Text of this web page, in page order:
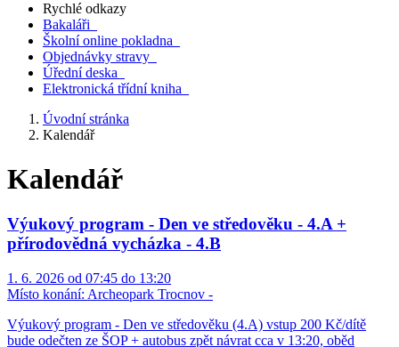
Rychlé odkazy
Bakaláři
Školní online pokladna
Objednávky stravy
Úřední deska
Elektronická třídní kniha
Úvodní stránka
Kalendář
Kalendář
Výukový program - Den ve středověku - 4.A +
přírodovědná vycházka - 4.B
1. 6. 2026 od 07:45 do 13:20
Místo konání: Archeopark Trocnov -
Výukový program - Den ve středověku (4.A) vstup 200 Kč/dítě
bude odečten ze ŠOP + autobus zpět návrat cca v 13:20, oběd